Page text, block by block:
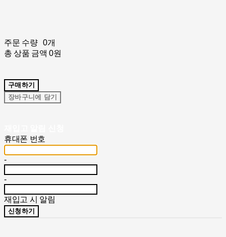
주문 수량
0개
총 상품 금액 0원
구매하기
장바구니에 담기
휴대폰 번호
-
-
재입고 시 알림
신청하기